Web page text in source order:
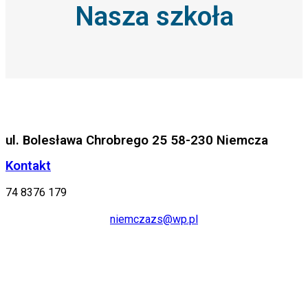
Nasza szkoła
ul. Bolesława Chrobrego 25 58-230 Niemcza
Kontakt
74 8376 179
niemczazs@wp.pl